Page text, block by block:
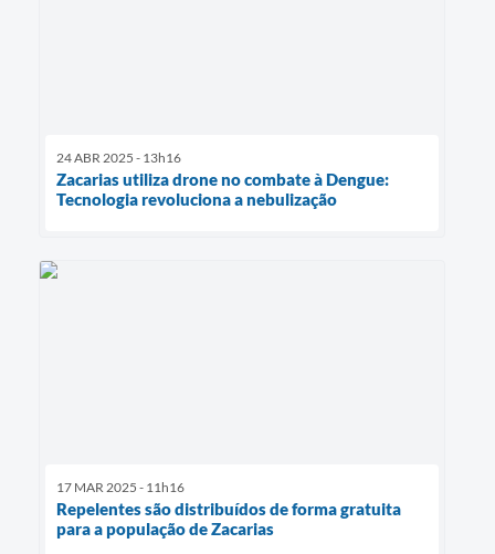
24 ABR 2025 - 13h16
Zacarias utiliza drone no combate à Dengue:
Tecnologia revoluciona a nebulização
17 MAR 2025 - 11h16
Repelentes são distribuídos de forma gratuita
para a população de Zacarias